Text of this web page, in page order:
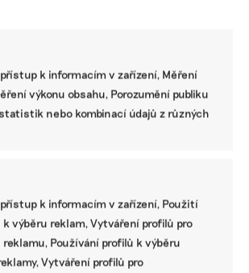
k informacím v zařízení, Měření
výkonu obsahu, Porozumění publiku
nebo kombinací údajů z různých
k informacím v zařízení, Použití
k výběru reklam, Vytváření profilů pro
reklamu, Používání profilů k výběru
Vytváření profilů pro
přiblíží veřejnosti téma
Sdružila je platforma Co
téma klimatické změny. Cílem
dál? je zkvalitnění veřejné diskuse.
2022 Klimatická změna | CO2, klima